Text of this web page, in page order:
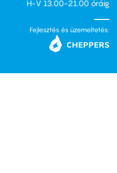
H-V 13.00-21.00 óráig
Fejlesztés és üzemeltetés: